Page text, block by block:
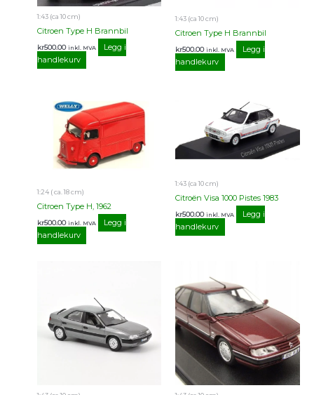
1:43 (ca 10 cm)
Citroen Type H Brannbil
kr500.00 inkl. MVA
Legg i
handlekurv
1:43 (ca 10 cm)
Citroen Type H Brannbil
kr500.00 inkl. MVA
Legg i
handlekurv
1:24 ( ca. 18 cm)
Citroen Type H, 1962
kr500.00 inkl. MVA
Legg i
handlekurv
1:43 (ca 10 cm)
Citroën Visa 1000 Pistes 1983
kr500.00 inkl. MVA
Legg i
handlekurv